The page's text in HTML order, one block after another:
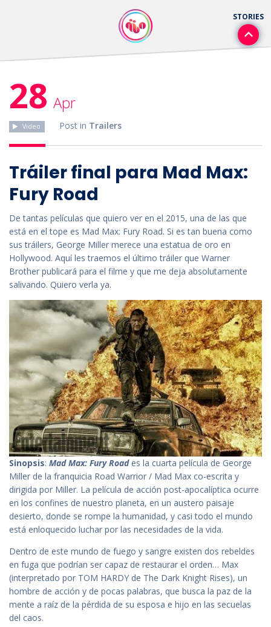
28 Apr
Video Post in Trailers
Tráiler final para Mad Max:
Fury Road
De tantas películas que quiero ver en el 2015, una de las que
está en el tope es Mad Max: Fury Road. Si es tan buena como
sus tráilers, George Miller merece una estatua de oro en
Hollywood. Aquí les traemos el último tráiler que Warner
Brother publicará para el filme y que me deja absolutamente
salivando. Quiero verla ya.
Sinopsis: Mad Max: Fury Roades la cuarta película de George
Miller de la franquicia Road Warrior / Mad Max co-escrita y
dirigida por Miller. La película de acción post-apocalíptica ocurre
en los confines de nuestro planeta, en un austero paisaje
desierto, donde se rompe la humanidad, y casi todo el mundo
está enloquecido luchar por las necesidades de la vida.
Dentro de este mundo de fuego y sangre existen dos rebeldes
en fuga que podrían ser capaz de restaurar el orden… Max
(interpretado por TOM HARDY de The Dark Knight Rises), un
hombre de acción y de pocas palabras, que busca la paz de la
mente a raíz de la pérdida de su esposa e hijo en las secuelas
del caos.